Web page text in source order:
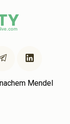
Mendel